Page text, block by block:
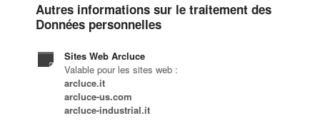
Autres informations sur le traitement des
Données personnelles
Sites Web Arcluce
Valable pour les sites web :
arcluce.it
arcluce-us.com
arcluce-industrial.it